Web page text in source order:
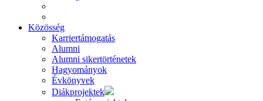
Közösség
Karriertámogatás
Alumni
Alumni sikertörténetek
Hagyományok
Évkönyvek
Diákprojektek